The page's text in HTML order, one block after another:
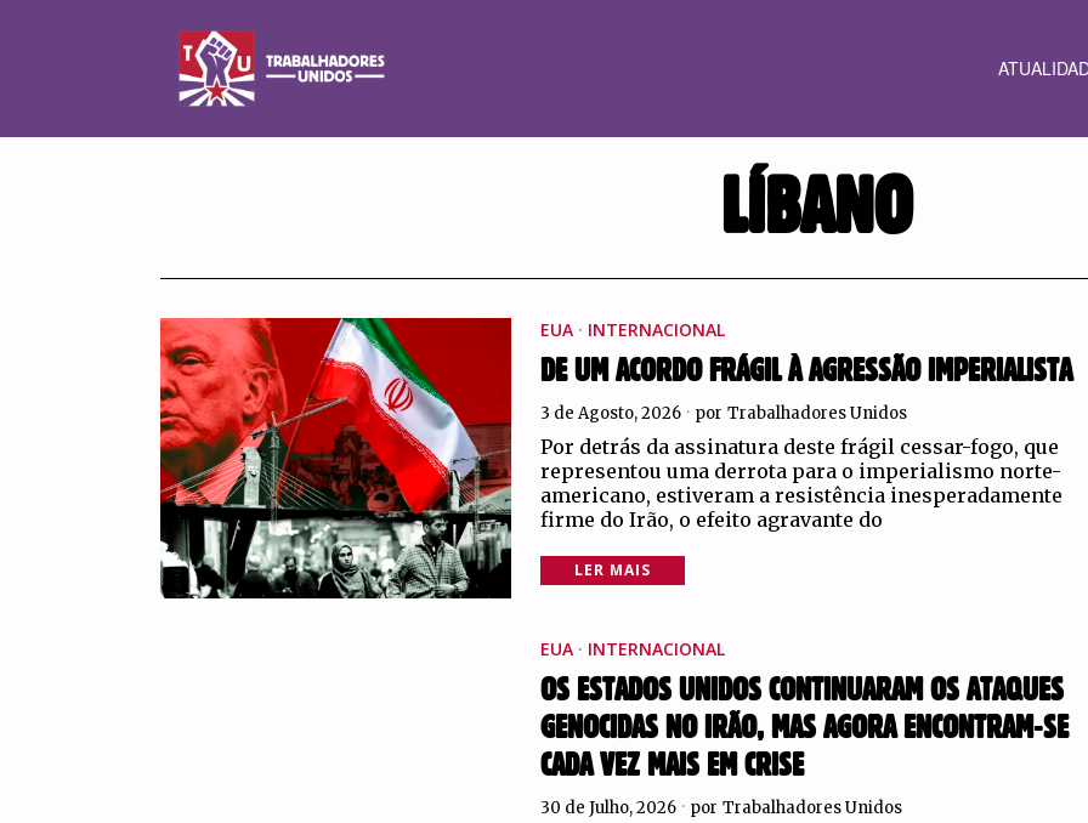
LÍBANO
EUA · INTERNACIONAL
DE UM ACORDO FRÁGIL À AGRESSÃO IMPERIALISTA
3 de Agosto, 2026 por Trabalhadores Unidos
Por detrás da assinatura deste frágil cessar-fogo, que
representou uma derrota para o imperialismo norte-
americano, estiveram a resistência inesperadamente
firme do Irão, o efeito agravante do
LER MAIS
EUA · INTERNACIONAL
OS ESTADOS UNIDOS CONTINUARAM OS ATAQUES
GENOCIDAS NO IRÃO, MAS AGORA ENCONTRAM-SE
CADA VEZ MAIS EM CRISE
30 de Julho, 2026 por Trabalhadores Unidos